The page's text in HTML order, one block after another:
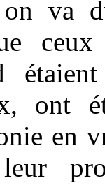
va
ont
en
leur